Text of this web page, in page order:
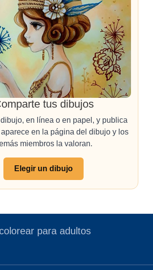
tus dibujos
en línea o en papel, y publica
en la página del dibujo y los
miembros la valoran.
Elegir un dibujo
para adultos